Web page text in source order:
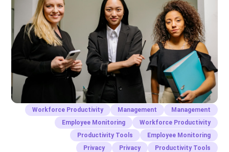
Management
Management
Workforce Productivity
Workforce Productivity
Employee Monitoring
Employee Monitoring
Productivity Tools
Productivity Tools
Privacy
Privacy